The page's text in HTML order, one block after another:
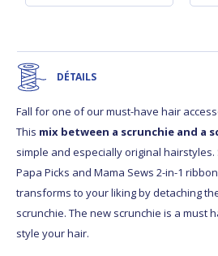
DÉTAILS
Fall for one of our must-have hair
This mix between a scrunchie and a
simple and especially original
Papa Picks and Mama Sews 2-in-1
transforms to your liking by detaching
scrunchie. The new scrunchie is a must
style your hair.